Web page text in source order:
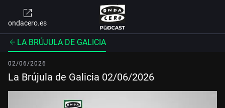
ondacero.es
LA BRÚJULA DE GALICIA
02/06/2026
La Brújula de Galicia 02/06/2026